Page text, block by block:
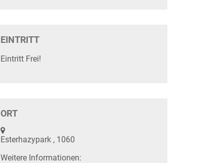
EINTRITT
Eintritt Frei!
ORT
Esterhazypark , 1060
Weitere Informationen: